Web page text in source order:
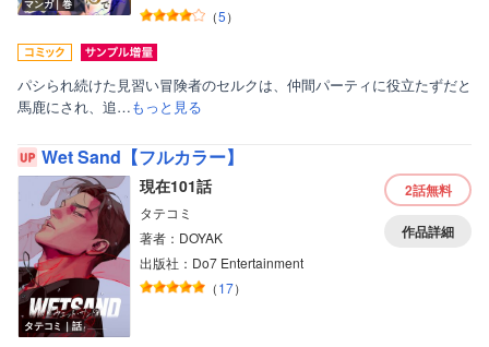
マンガ｜巻
（5）
パシられ続けた見習い冒険者のセルクは、仲間パーティに役立たずだと
馬鹿にされ、追…もっと見る
Wet Sand【フルカラー】
タテコミ｜話
現在101話
タテコミ
著者：DOYAK
出版社：Do7 Entertainment
（17）
2話無料
作品詳細